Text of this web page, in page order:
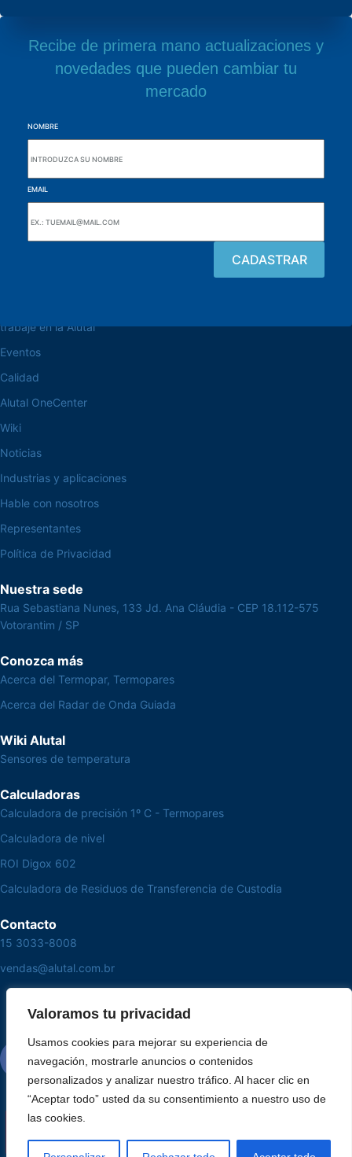
Valoramos tu privacidad
Usamos cookies para mejorar su experiencia de
navegación, mostrarle anuncios o contenidos
personalizados y analizar nuestro tráfico. Al hacer clic en
“Aceptar todo” usted da su consentimiento a nuestro uso de
las cookies.
Recibe de primera mano actualizaciones y
novedades que pueden cambiar tu
mercado
NOMBRE
EMAIL
trabaje en la Alutal
Eventos
Calidad
Alutal OneCenter
Wiki
Noticias
Industrias y aplicaciones
Hable con nosotros
Representantes
Política de Privacidad
Nuestra sede
Rua Sebastiana Nunes, 133 Jd. Ana Cláudia - CEP 18.112-575
Votorantim / SP
Conozca más
Acerca del Termopar, Termopares
Acerca del Radar de Onda Guiada
Wiki Alutal
Sensores de temperatura
Calculadoras
Calculadora de precisión 1º C - Termopares
Calculadora de nivel
ROI Digox 602
Calculadora de Residuos de Transferencia de Custodia
Contacto
15 3033-8008
vendas@alutal.com.br